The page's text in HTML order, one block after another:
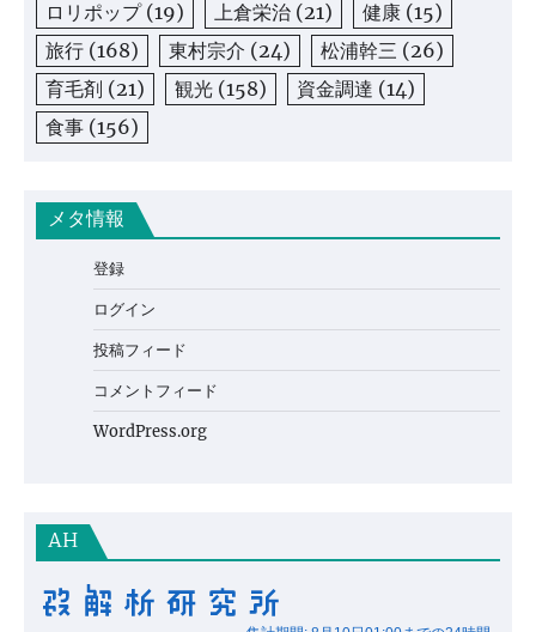
ロリポップ(19) 上倉栄治 (21) 健康 (15)
旅行 (168) 東村宗介 (24) 松浦幹三 (26)
育毛剤 (21) 観光 (158) 資金調達 (14)
食事 (156)
メタ情報
登録
ログイン
投稿フィード
コメントフィード
WordPress.org
AH